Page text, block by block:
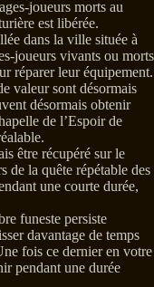
joueurs morts au
est libérée.
dans la ville située à
joueurs vivants ou morts
réparer leur équipement.
valeur sont désormais
désormais obtenir
de l’Espoir de
être récupéré sur le
de la quête répétable des
une courte durée,
funeste persiste
davantage de temps
fois ce dernier en votre
pendant une durée